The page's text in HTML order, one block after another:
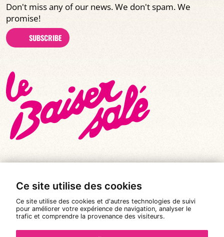
Ce site utilise des cookies
Ce site utilise des cookies et d'autres technologies de suivi
pour améliorer votre expérience de navigation, analyser le
trafic et comprendre la provenance des visiteurs.
Don't miss any of our news. We don't spam. We
promise!
SUBSCRIBE
© All rights reserved 2026 |
Le Baiser Salé
Legal notices
Privacy policy